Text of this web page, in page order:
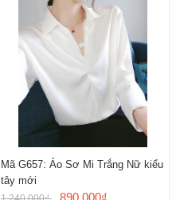
Mã G657: Áo Sơ Mi Trắng Nữ kiểu
tây mới
890.000₫